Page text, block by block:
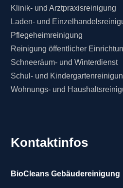
Klinik- und Arztpraxisreinigung
Laden- und
Pflegeheimreinigung
Reinigung öffentlicher
Schneeräum- und Winterdienst
Schul- und
Wohnungs- und
Kontaktinfos
BioCleans Gebäudereinigung